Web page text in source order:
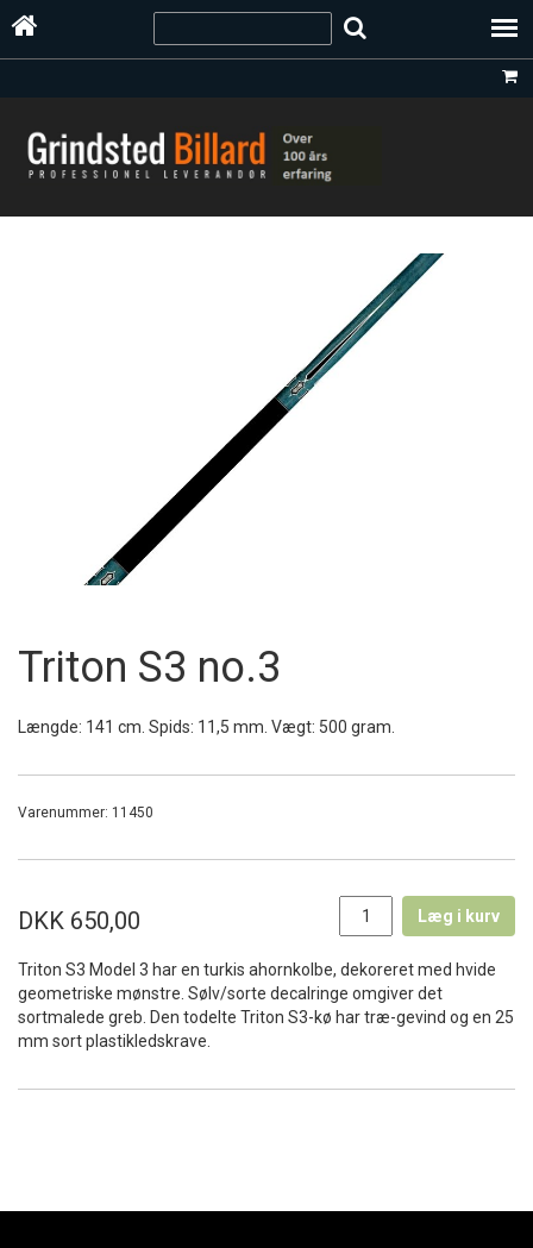
Triton S3 no.3
Længde: 141 cm. Spids: 11,5 mm. Vægt: 500 gram.
Varenummer: 11450
DKK 650,00 Læg i kurv
Triton S3 Model 3 har en turkis ahornkolbe, dekoreret med hvide
geometriske mønstre. Sølv/sorte decalringe omgiver det
sortmalede greb. Den todelte Triton S3-kø har træ-gevind og en 25
mm sort plastikledskrave.